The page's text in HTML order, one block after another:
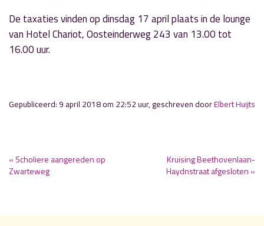
De taxaties vinden op dinsdag 17 april plaats in de lounge
van Hotel Chariot, Oosteinderweg 243 van 13.00 tot
16.00 uur.
Gepubliceerd: 9 april 2018 om 22:52 uur, geschreven doorElbert Huijts
« Scholiere aangereden op
Zwarteweg
Kruising Beethovenlaan-
Haydnstraat afgesloten »